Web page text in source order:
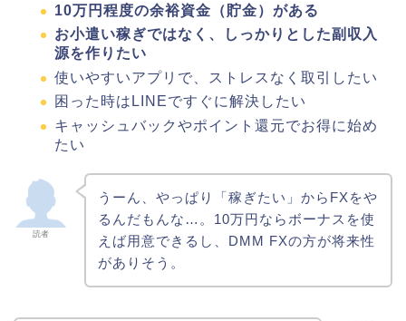
10万円程度の余裕資金（貯金）がある
お小遣い稼ぎではなく、しっかりとした副収入
源を作りたい
使いやすいアプリで、ストレスなく取引したい
困った時はLINEですぐに解決したい
キャッシュバックやポイント還元でお得に始め
たい
読者
うーん、やっぱり「稼ぎたい」からFXをや
るんだもんな…。10万円ならボーナスを使
えば用意できるし、DMM FXの方が将来性
がありそう。